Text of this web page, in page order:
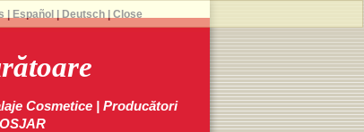
Cosmetice | Producători
Español Deutsch| Close